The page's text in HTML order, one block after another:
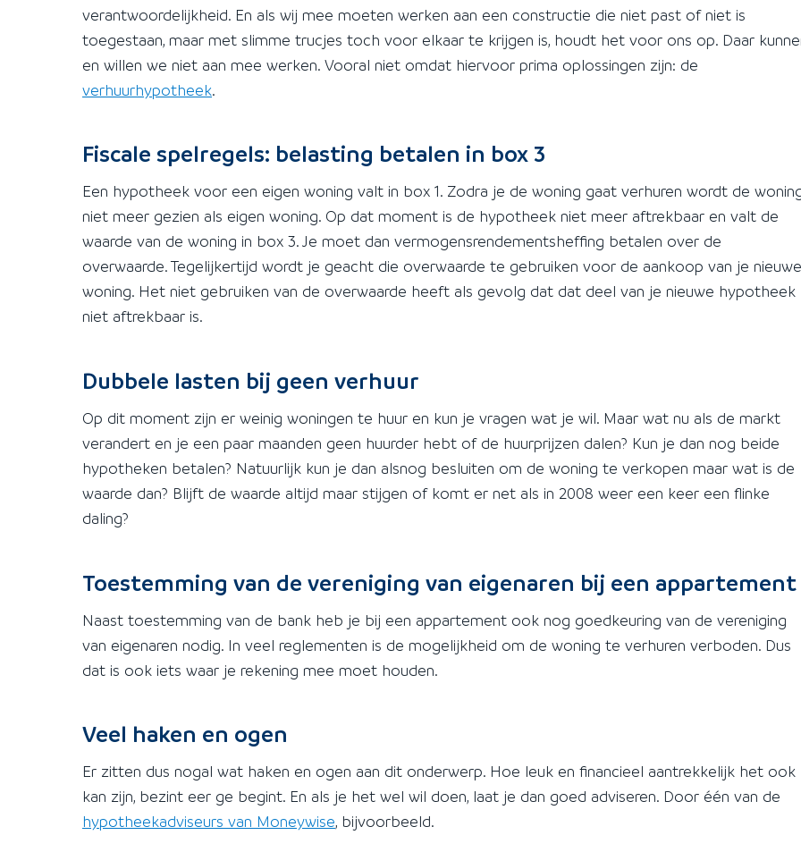
verantwoordelijkheid. En als wij mee moeten werken aan een constructie die niet past of niet is
toegestaan, maar met slimme trucjes toch voor elkaar te krijgen is, houdt het voor ons op. Daar
en willen we niet aan mee werken. Vooral niet omdat hiervoor prima oplossingen zijn: de
verhuurhypotheek.
Fiscale spelregels: belasting betalen in box 3
Een hypotheek voor een eigen woning valt in box 1. Zodra je de woning gaat verhuren wordt de
niet meer gezien als eigen woning. Op dat moment is de hypotheek niet meer aftrekbaar en valt de
waarde van de woning in box 3. Je moet dan vermogensrendementsheffing betalen over de
overwaarde. Tegelijkertijd wordt je geacht die overwaarde te gebruiken voor de aankoop van je nieuwe
woning. Het niet gebruiken van de overwaarde heeft als gevolg dat dat deel van je nieuwe hypotheek
niet aftrekbaar is.
Dubbele lasten bij geen verhuur
Op dit moment zijn er weinig woningen te huur en kun je vragen wat je wil. Maar wat nu als de markt
verandert en je een paar maanden geen huurder hebt of de huurprijzen dalen? Kun je dan nog beide
hypotheken betalen? Natuurlijk kun je dan alsnog besluiten om de woning te verkopen maar wat is de
waarde dan? Blijft de waarde altijd maar stijgen of komt er net als in 2008 weer een keer een flinke
daling?
Toestemming van de vereniging van eigenaren bij een appartement
Naast toestemming van de bank heb je bij een appartement ook nog goedkeuring van de vereniging
van eigenaren nodig. In veel reglementen is de mogelijkheid om de woning te verhuren verboden. Dus
dat is ook iets waar je rekening mee moet houden.
Veel haken en ogen
Er zitten dus nogal wat haken en ogen aan dit onderwerp. Hoe leuk en financieel aantrekkelijk het ook
kan zijn, bezint eer ge begint. En als je het wel wil doen, laat je dan goed adviseren. Door één van de
hypotheekadviseurs van Moneywise, bijvoorbeeld.